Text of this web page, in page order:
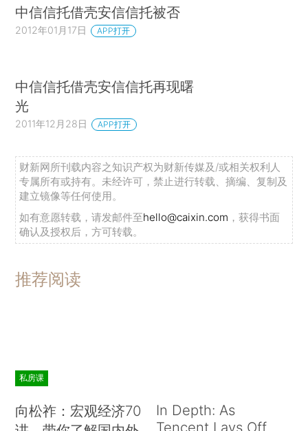
中信信托借壳安信信托被否
2012年01月17日 APP打开
中信信托借壳安信信托再现曙
光
2011年12月28日 APP打开
财新网所刊载内容之知识产权为财新传媒及/或相关权利人
专属所有或持有。未经许可，禁止进行转载、摘编、复制及
建立镜像等任何使用。
如有意愿转载，请发邮件至hello@caixin.com ，获得书面
确认及授权后，方可转载。
推荐阅读
私房课
向松祚：宏观经济70
In Depth: As
Tencent Lays Off